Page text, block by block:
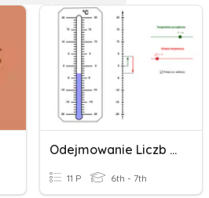
Odejmowanie Liczb Całkowitych
11 P 6th - 7th